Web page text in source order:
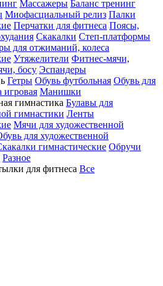
Массажеры Баланс тренинг
Миофасциальный релиз Палки
Перчатки для фитнеса Поясы,
Скакалки Степ-платформы
для отжиманий, колеса
Утяжелители Фитнес-мячи,
босу Эспандеры
Гетры Обувь футбольная Обувь для
Манишки
гимнастика Булавы для
гимнастики Ленты
Мячи для художественной
для художественной
гимнастические Обручи
Разное
для фитнеса Все